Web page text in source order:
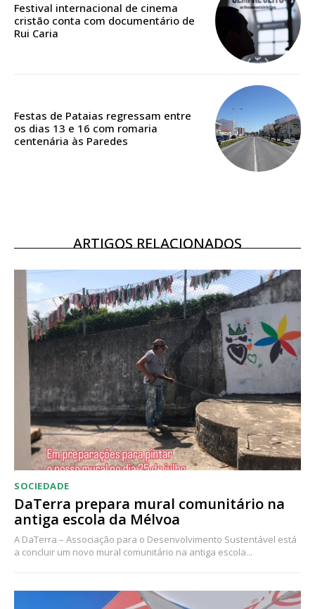
Acesso ao conteúdo online
Acesso aos conteúdos Exclusivos para
Festival internacional de cinema
cristão conta com documentário de
Rui Caria
Festas de Pataias regressam entre
os dias 13 e 16 com romaria
centenária às Paredes
ARTIGOS RELACIONADOS
SOCIEDADE
DaTerra prepara mural comunitário na
antiga escola da Mélvoa
A DaTerra – Associação para o Desenvolvimento Sustentável está
a concluir um novo mural comunitário na antiga escola...